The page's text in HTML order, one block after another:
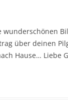
wunderschönen
über deinen
Hause… Liebe